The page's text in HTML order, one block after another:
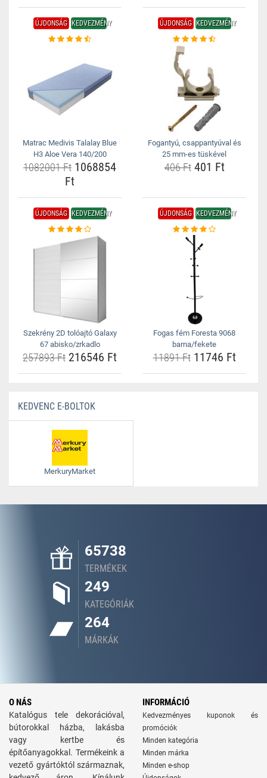
ÚJDONSÁG KEDVEZMÉNY
Matrac Medivis Talalay Blue
H3 Aloe Vera 140/200
1082001 Ft 1068854
Ft
ÚJDONSÁG KEDVEZMÉNY
Fogantyú, csappantyúval és
25 mm-es tüskével
406 Ft401 Ft
ÚJDONSÁG KEDVEZMÉNY
Szekrény 2D tolóajtó Galaxy
67 abisko/zrkadlo
257893 Ft 216546 Ft
ÚJDONSÁG KEDVEZMÉNY
Fogas fém Foresta 9068
barna/fekete
11891 Ft11746 Ft
KEDVENC E-BOLTOK
MerkuryMarket
65738
TERMÉKEK
249
KATEGÓRIÁK
264
MÁRKÁK
O NÁS
Katalógus tele dekorációval,
bútorokkal házba, lakásba
vagy kertbe és
építőanyagokkal. Termékeink a
vezető gyártóktól származnak,
INFORMÁCIÓ
Kedvezményes kuponok és
promóciók
Minden kategória
Minden márka
Minden e-shop